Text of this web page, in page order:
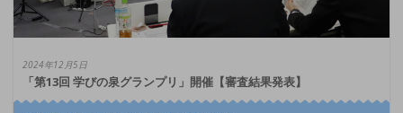
2024年12月5日
「第13回 学びの泉グランプリ」開催【審査結果発表】